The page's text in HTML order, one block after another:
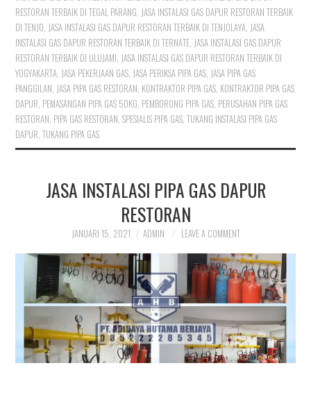
RESTORAN TERBAIK DI TEGAL PARANG JASA INSTALASI GAS DAPUR RESTORAN TERBAIK
DI TENJO JASA INSTALASI GAS DAPUR RESTORAN TERBAIK DI TENJOLAYA JASA
INSTALASI GAS DAPUR RESTORAN TERBAIK DI TERNATE JASA INSTALASI GAS DAPUR
RESTORAN TERBAIK DI ULUJAMI JASA INSTALASI GAS DAPUR RESTORAN TERBAIK DI
YOGYAKARTA JASA PEKERJAAN GAS JASA PERIKSA PIPA GAS JASA PIPA GAS
PANGGILAN JASA PIPA GAS RESTORAN KONTRAKTOR PIPA GAS KONTRAKTOR PIPA GAS
DAPUR PEMASANGAN PIPA GAS 50KG PEMBORONG PIPA GAS PERUSAHAN PIPA GAS
RESTORAN PIPA GAS RESTORAN ,SPESIALIS PIPA GAS ,TUKANG INSTALASI PIPA GAS
DAPUR ,TUKANG PIPA GAS
JASA INSTALASI PIPA GAS DAPUR
RESTORAN
JANUARI 15, 2021 ADMIN LEAVE A COMMENT